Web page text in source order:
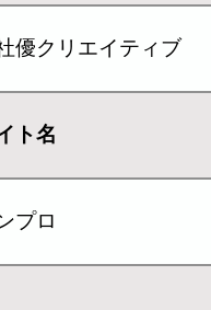
優クリエイティブ
ト名
プロ